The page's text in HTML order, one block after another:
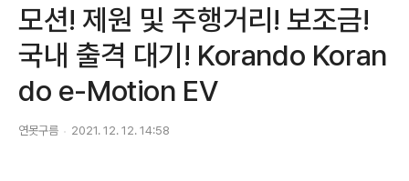
모션! 제원 및 주행거리! 보조금!
국내 출격 대기! Korando Koran
do e-Motion EV
연못구름 2021. 12. 12. 14:58